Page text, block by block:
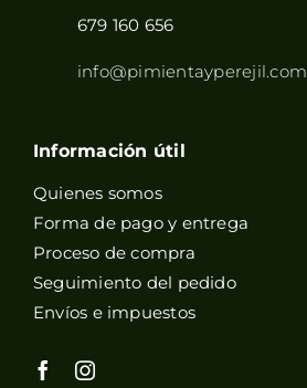
679 160 656
info@pimientayperejil.com
Información útil
Quienes somos
Forma de pago y entrega
Proceso de compra
Seguimiento del pedido
Envíos e impuestos